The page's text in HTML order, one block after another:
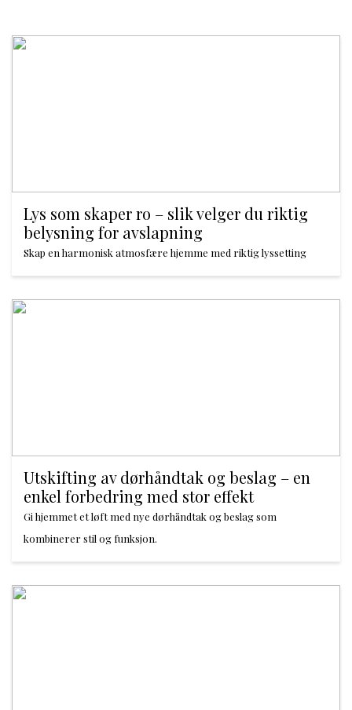
Lys som skaper ro – slik velger du riktig
belysning for avslapning
Skap en harmonisk atmosfære hjemme med riktig lyssetting
Utskifting av dørhåndtak og beslag – en
enkel forbedring med stor effekt
Gi hjemmet et løft med nye dørhåndtak og beslag som
kombinerer stil og funksjon.